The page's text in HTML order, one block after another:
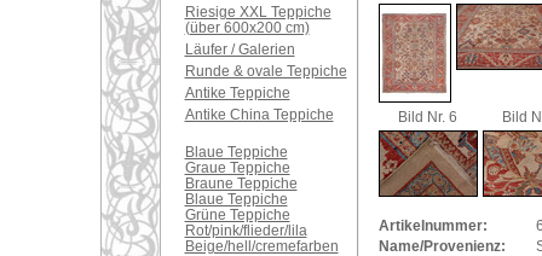
Riesige XXL Teppiche
(über 600x200 cm)
Läufer / Galerien
Runde & ovale Teppiche
Antike Teppiche
Antike China Teppiche
Blaue Teppiche
Graue Teppiche
Braune Teppiche
Blaue Teppiche
Grüne Teppiche
Rot/pink/flieder/lila
Beige/hell/cremefarben
Bild Nr. 6 Bild
Artikelnummer:
Name/Provenienz: